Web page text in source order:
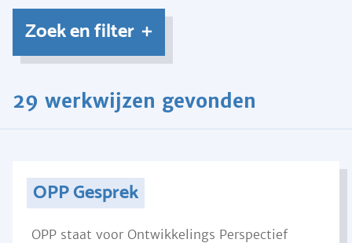
Zoek en filter
29 werkwijzen gevonden
OPP Gesprek
OPP staat voor Ontwikkelings Perspectief